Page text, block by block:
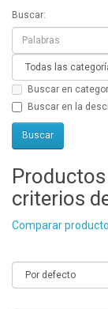
Buscar:
Buscar en
Buscar en la
criterios
Comparar